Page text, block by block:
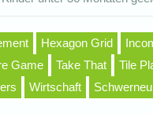
Hexagon Grid
Game Take That
Tile
Wirtschaft Schwerneu